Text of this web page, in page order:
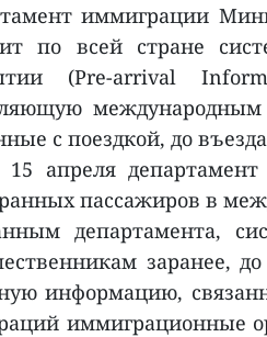
иммиграции
по всей стране
(Pre-arrival
международным
с поездкой, до
15 апреля
пассажиров в
департамента,
заранее,
информацию,
иммиграционные